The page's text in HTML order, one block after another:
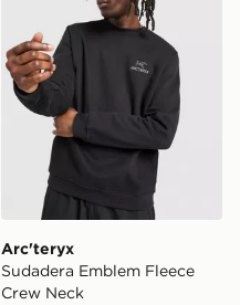
Arc'teryx
Sudadera Emblem Fleece
Crew Neck